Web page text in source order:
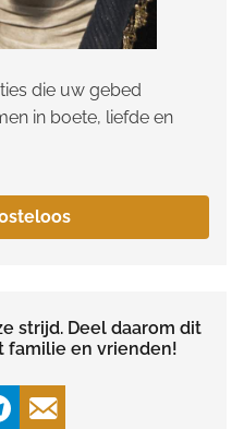
die uw gebed
in boete, liefde en
strijd. Deel daarom dit
familie en vrienden!